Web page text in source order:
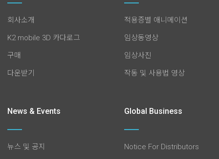
회사소개
K2 mobile 3D 카다로그
구매
다운받기
적용증별 애니메이션
임상동영상
임상사진
작동 및 사용법 영상
News & Events
뉴스 및 공지
Global Business
Notice For Distributors